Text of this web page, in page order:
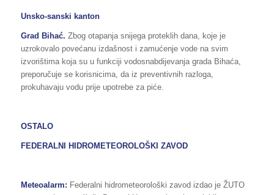
Unsko-sanski kanton
Grad Bihać. Zbog otapanja snijega proteklih dana, koje je
uzrokovalo povećanu izdašnost i zamućenje vode na svim
izvorištima koja su u funkciji vodosnabdijevanja grada Bihaća,
preporučuje se korisnicima, da iz preventivnih razloga,
prokuhavaju vodu prije upotrebe za piće.
OSTALO
FEDERALNI HIDROMETEOROLOŠKI ZAVOD
Meteoalarm: Federalni hidrometeorološki zavod izdao je ŽUTO